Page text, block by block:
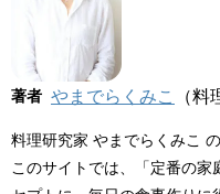
著者 やまでらくみこ （料
料理研究家 やまでらくみこ
このサイトでは、「定番の